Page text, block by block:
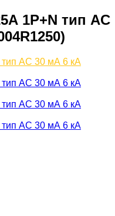
1P+N тип AC